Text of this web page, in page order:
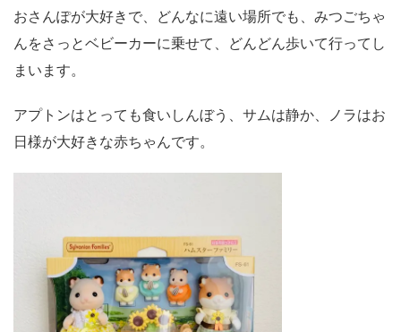
おさんぽが大好きで、どんなに遠い場所でも、みつごちゃ
んをさっとベビーカーに乗せて、どんどん歩いて行ってし
まいます。
アプトンはとっても食いしんぼう、サムは静か、ノラはお
日様が大好きな赤ちゃんです。